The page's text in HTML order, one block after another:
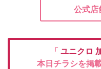
公式店
「 ユニクロ
本日チラシを掲